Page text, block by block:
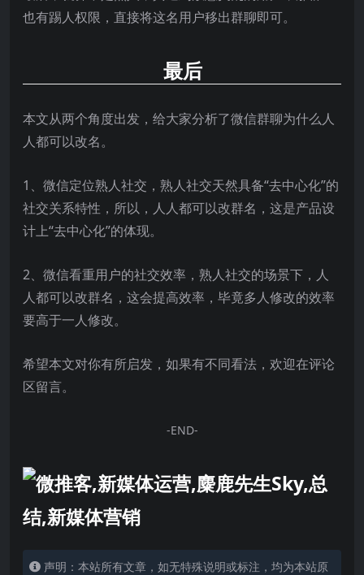
也有踢人权限，直接将这名用户移出群聊即可。
最后
本文从两个角度出发，给大家分析了微信群聊为什么人
人都可以改名。
1、微信定位熟人社交，熟人社交天然具备“去中心化”的
社交关系特性，所以，人人都可以改群名，这是产品设
计上“去中心化”的体现。
2、微信看重用户的社交效率，熟人社交的场景下，人
人都可以改群名，这会提高效率，毕竟多人修改的效率
要高于一人修改。
希望本文对你有所启发，如果有不同看法，欢迎在评论
区留言。
-END-
声明：本站所有文章，如无特殊说明或标注，均为本站原